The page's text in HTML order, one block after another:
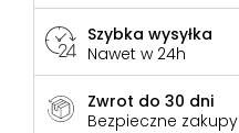
Szybka wysyłka
Nawet w 24h
Zwrot do 30 dni
Bezpieczne zakupy